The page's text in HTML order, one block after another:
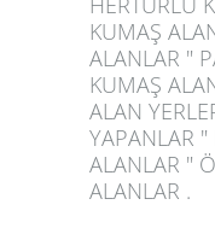
KUMAŞ
ALANLAR "
KUMAŞ
ALAN
YAPANLAR
ALANLAR "
ALANLAR .